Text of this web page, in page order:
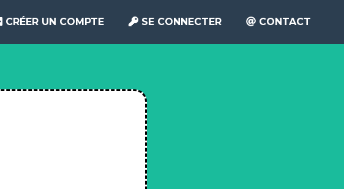
CRÉER UN COMPTE SE CONNECTER CONTACT